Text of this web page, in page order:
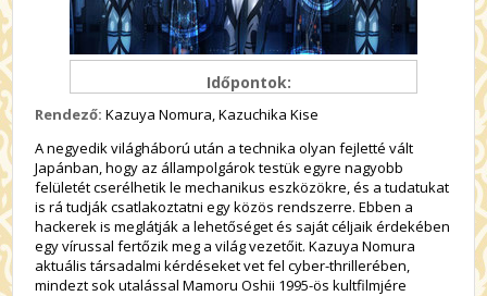
Időpontok:
Rendező: Kazuya Nomura, Kazuchika Kise
A negyedik világháború után a technika olyan fejletté vált
Japánban, hogy az állampolgárok testük egyre nagyobb
felületét cserélhetik le mechanikus eszközökre, és a tudatukat
is rá tudják csatlakoztatni egy közös rendszerre. Ebben a
hackerek is meglátják a lehetőséget és saját céljaik érdekében
egy vírussal fertőzik meg a világ vezetőit. Kazuya Nomura
aktuális társadalmi kérdéseket vet fel cyber-thrillerében,
mindezt sok utalással Mamoru Oshii 1995-ös kultfilmjére